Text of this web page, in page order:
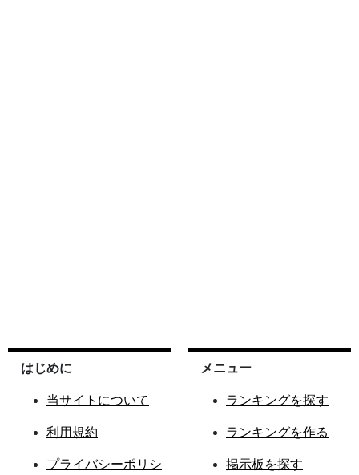
はじめに
当サイトについて
利用規約
プライバシーポリシ
メニュー
ランキングを探す
ランキングを作る
掲示板を探す